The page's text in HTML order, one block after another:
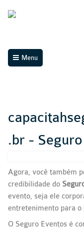
Menu
.br -
Agora, você também
credibilidade do
evento, seja ele
entretenimento para o
O Seguro Eventos é